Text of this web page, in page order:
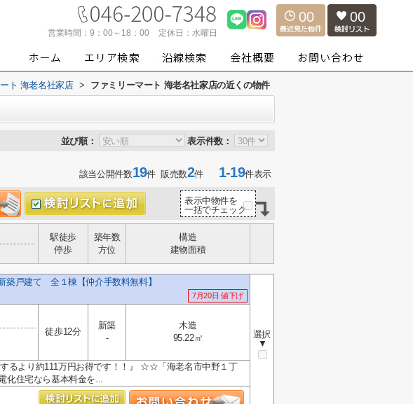
営業時間： 9：00～18：00 定休日： 水曜日
00 00
ト 海老名社家店 > ファミリーマート 海老名社家店の近くの物件
並び順： 表示件数：
該当公開件数19件 販売数2件1-19件表示
表示中物件を
一括でチェック
駅徒歩
停歩
築年数
方位
構造
建物面積
戸建て 全１棟【仲介手数料無料】
7月20日 値下げ
選択
▼
徒歩12分
新築
-
木造
95.22㎡
るより約111万円お得です！！』 ☆☆「海老名市中野１丁
住宅なら基本料金を...